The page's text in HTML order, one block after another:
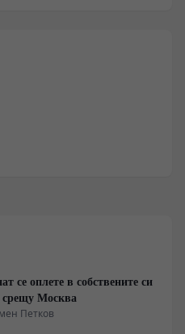
се оплете в собствените си
Москва
Петков